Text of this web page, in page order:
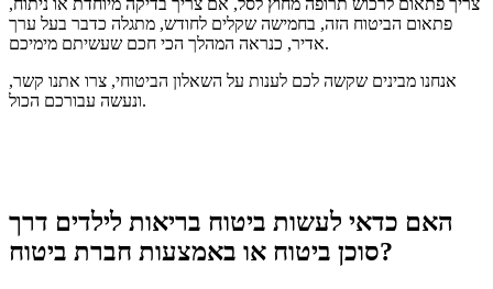
צריך פתאום לרכוש תרופה מחוץ לסל, אם צריך בדיקה מיוחדת או ניתוח,
פתאום הביטוח הזה, בחמישה שקלים לחודש, מתגלה כדבר בעל ערך
אדיר, כנראה המהלך הכי חכם שעשיתם מימיכם.
אנחנו מבינים שקשה לכם לענות על השאלון הביטוחי, צרו אתנו קשר,
ונעשה עבורכם הכול.
האם כדאי לעשות ביטוח בריאות לילדים דרך
סוכן ביטוח או באמצעות חברת ביטוח?